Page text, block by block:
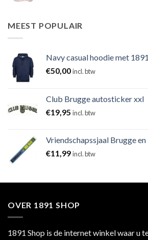
MEEST POPULAIR
Navy casual hoodie met
€50,00incl. btw
Club Brugge autosticker xxl
€19,95 incl. btw
Vriendschapssjaal Brugge
€11,99incl. btw
OVER 1891 SHOP
1891 Shop is de internet winkel waar u